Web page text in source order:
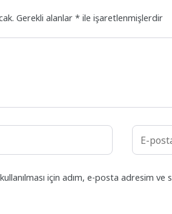
Gerekli alanlar * ile işaretlenmişlerdir
için adım, e-posta adresim ve